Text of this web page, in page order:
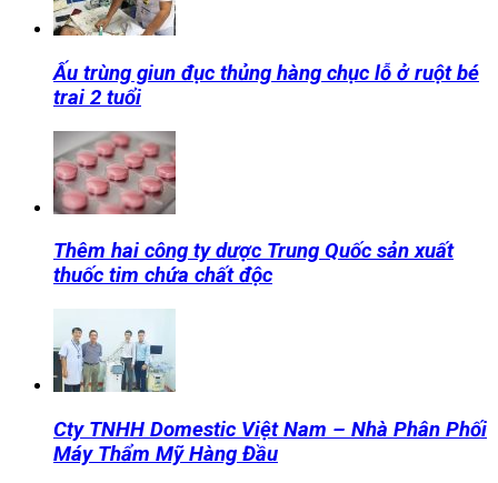
Ấu trùng giun đục thủng hàng chục lỗ ở ruột bé
trai 2 tuổi
Thêm hai công ty dược Trung Quốc sản xuất
thuốc tim chứa chất độc
Cty TNHH Domestic Việt Nam – Nhà Phân Phối
Máy Thẩm Mỹ Hàng Đầu